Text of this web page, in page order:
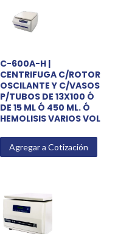
C-600A-H |
CENTRIFUGA C/ROTOR
OSCILANTE Y C/VASOS
P/TUBOS DE 13X100 Ó
DE 15 ML Ó 450 ML. Ó
HEMOLISIS VARIOS VOL
Agregar a Cotización